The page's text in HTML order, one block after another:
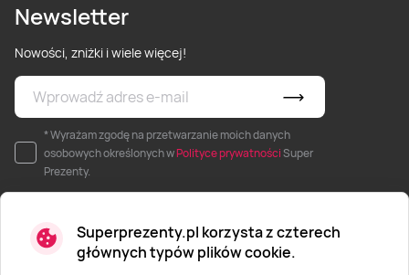
Superprezenty.pl korzysta z czterech
głównych typów plików cookie.
Newsletter
Nowości, zniżki i wiele więcej!
* Wyrażam zgodę na przetwarzanie moich danych
osobowych określonych wPolityce prywatnościSuper
Prezenty.